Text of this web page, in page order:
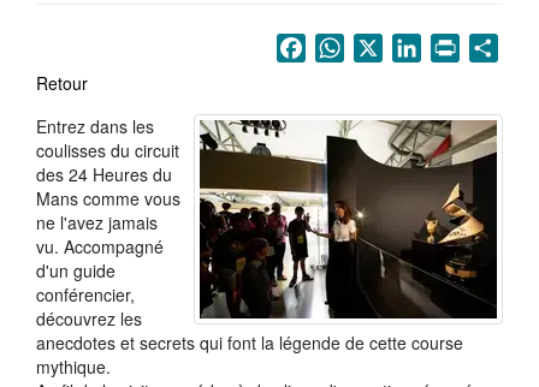
L'Abbaye Royale de l'Épau
Voix au Chapitre
Les expositions virtuelles
La Sarthe sur les réseaux
La newsletter du Département de la
Sarthe
LE CONSEIL DÉPARTEMENTAL
FacebookWhatsApp
X LinkedIn
Print
Retour
Entrez dans les
coulisses du circuit
des 24 Heures du
Mans comme vous
ne l'avez jamais
vu. Accompagné
d'un guide
conférencier,
découvrez les
anecdotes et secrets qui font la légende de cette course
mythique.